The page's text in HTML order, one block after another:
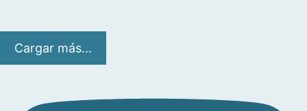
Cargar más...